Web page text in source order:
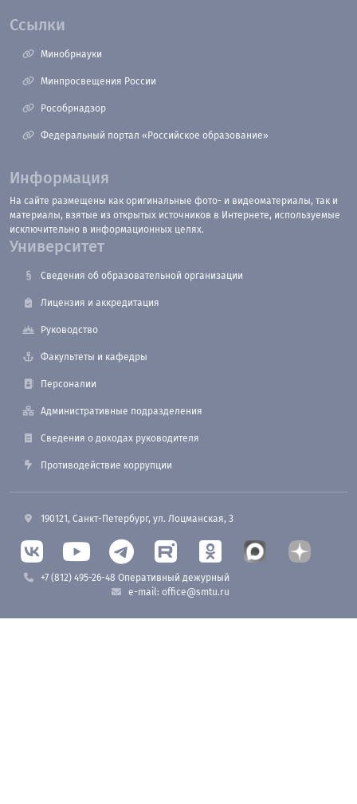
Ссылки
Минобрнауки
Минпросвещения России
Рособрнадзор
Федеральный портал «Российское образование»
Информация
На сайте размещены как оригинальные фото- и видеоматериалы, так и
материалы, взятые из открытых источников в Интернете, используемые
исключительно в информационных целях.
Университет
Сведения об образовательной организации
Лицензия и аккредитация
Руководство
Факультеты и кафедры
Персоналии
Административные подразделения
Сведения о доходах руководителя
Противодействие коррупции
190121, Санкт-Петербург, ул. Лоцманская, 3
+7 (812) 495-26-48 Оперативный дежурный
e-mail: office@smtu.ru